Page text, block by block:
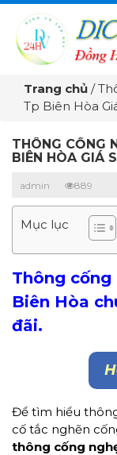
Trang chủ /
Tp Biên Hòa
THÔNG CỐNG
BIÊN HÒA GIÁ
admin 889
Mục lục
Thông
Biên Hòa
đãi.
Để tìm hiểu
cố tắc nghẽn
thông cống